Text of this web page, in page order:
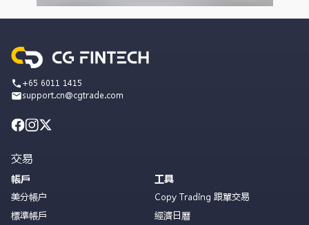
+65 6011 1415
support.cn@cgtrade.com
交易
帳戶
美分帳户
標準帳戶
工具
Copy Trading 跟單交易
經濟日曆